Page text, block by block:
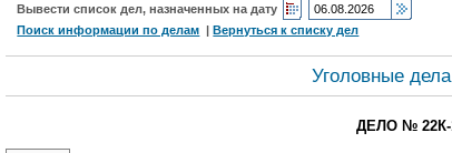
Вывести список дел, назначенных на дату
Поиск информации по делам |Вернуться к списку дел
Уголовные
ДЕЛО № 22К-